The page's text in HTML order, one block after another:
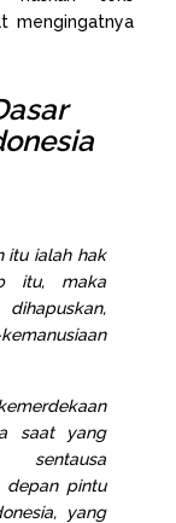
mengingatnya
itu ialah hak
itu, maka
saat yang
sentausa
depan pintu
yang